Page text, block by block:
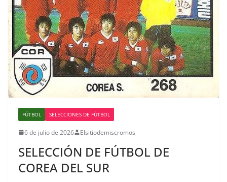
FÚTBOL SELECCIONES DE FÚTBOL
6 de julio de 2026 Elsitiodemiscromos
SELECCIÓN DE FÚTBOL DE
COREA DEL SUR